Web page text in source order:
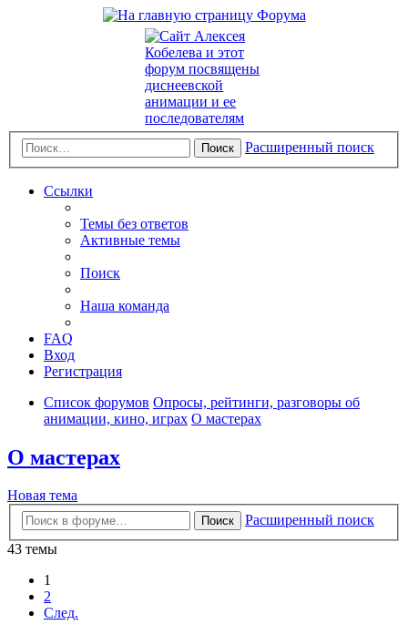
Поиск Расширенный поиск
Ссылки
Темы без ответов
Активные темы
Поиск
Наша команда
FAQ
Вход
Регистрация
Список форумов Опросы, рейтинги, разговоры об
анимации, кино, играх О мастерах
О мастерах
Новая тема
Поиск
Расширенный поиск
43 темы
1
2
След.